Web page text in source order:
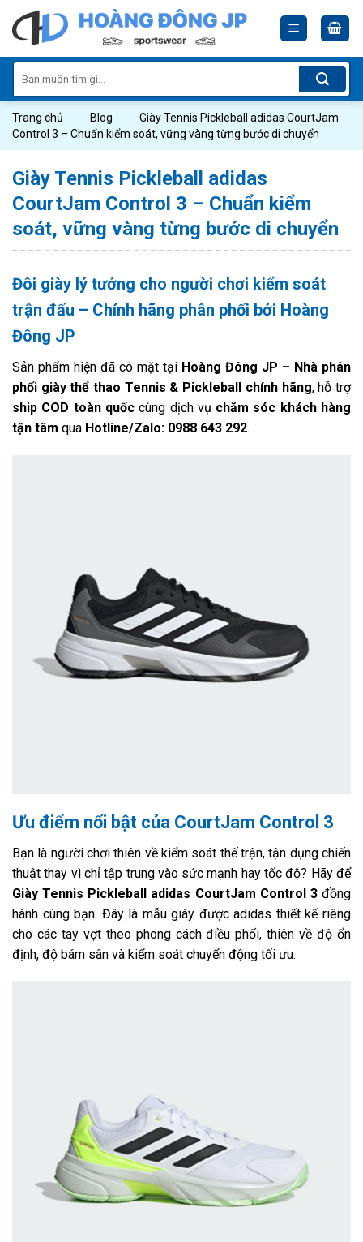
content
kiếm:
Trang chủ Blog
Giày Tennis Pickleball adidas CourtJam
Control 3 – Chuẩn kiểm soát, vững vàng từng bước di chuyển
Giày Tennis Pickleball adidas
CourtJam Control 3 – Chuẩn kiểm
soát, vững vàng từng bước di chuyển
Đôi giày lý tưởng cho người chơi kiểm soát
trận đấu – Chính hãng phân phối bởi Hoàng
Đông JP
Sản phẩm hiện đã có mặt tại Hoàng Đông JP – Nhà phân
phối giày thể thao Tennis & Pickleball chính hãng, hỗ trợ
ship COD toàn quốccùng dịch vụ chăm sóc khách hàng
tận tâm qua Hotline/Zalo: 0988 643 292.
Ưu điểm nổi bật của CourtJam Control 3
Bạn là người chơi thiên về kiểm soát thế trận, tận dụng chiến
thuật thay vì chỉ tập trung vào sức mạnh hay tốc độ? Hãy để
Giày Tennis Pickleball adidas CourtJam Control 3đồng
hành cùng bạn. Đây là mẫu giày được adidas thiết kế riêng
cho các tay vợt theo phong cách điều phối, thiên về độ ổn
định, độ bám sân và kiểm soát chuyển động tối ưu.